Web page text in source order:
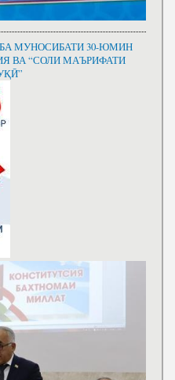
МУНОСИБАТИ 30-ЮМИН
ВА “СОЛИ МАЪРИФАТИ